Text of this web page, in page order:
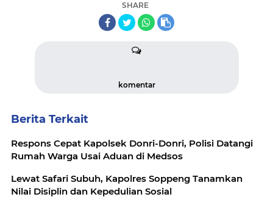
SHARE
komentar
Berita Terkait
Respons Cepat Kapolsek Donri-Donri, Polisi Datangi
Rumah Warga Usai Aduan di Medsos
Lewat Safari Subuh, Kapolres Soppeng Tanamkan
Nilai Disiplin dan Kepedulian Sosial